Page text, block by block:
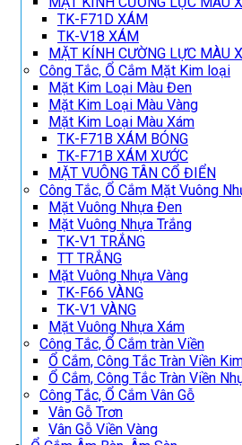
TK-F71D XÁM
TK-V18 XÁM
MẶT KÍNH CƯỜNG LỰC MÀU
Công Tắc, Ổ Cắm Mặt Kim loại
Mặt Kim Loại Màu Đen
Mặt Kim Loại Màu Vàng
Mặt Kim Loại Màu Xám
TK-F71B XÁM BÓNG
TK-F71B XÁM XƯỚC
MẶT VUÔNG TÂN CỔ ĐIỂN
Công Tắc, Ổ Cắm Mặt Vuông
Mặt Vuông Nhựa Đen
Mặt Vuông Nhựa Trắng
TK-V1 TRẮNG
TT TRẮNG
Mặt Vuông Nhựa Vàng
TK-F66 VÀNG
TK-V1 VÀNG
Mặt Vuông Nhựa Xám
Công Tắc, Ổ Cắm tràn Viền
Ổ Cắm, Công Tắc Tràn Viền
Ổ Cắm, Công Tắc Tràn Viền
Công Tắc, Ổ Cắm Vân Gỗ
Vân Gỗ Trơn
Vân Gỗ Viền Vàng